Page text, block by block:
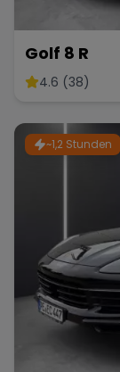
Golf 8 R
4.6 (38)
~1,2 Stunden